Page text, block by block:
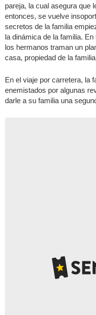
pareja, la cual asegura que
entonces, se vuelve
secretos de la familia
la dinámica de la familia.
los hermanos traman un
casa, propiedad de la
En el viaje por carretera, la
enemistados por algunas
darle a su familia una